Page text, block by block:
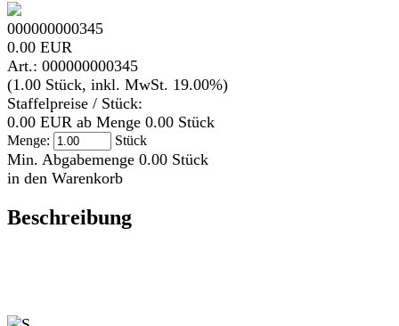
000000000345
0.00 EUR
Art.: 000000000345
(1.00 Stück, inkl. MwSt. 19.00%)
Staffelpreise / Stück:
0.00 EUR ab Menge 0.00 Stück
Menge: Stück
Min. Abgabemenge 0.00 Stück
in den Warenkorb
Beschreibung